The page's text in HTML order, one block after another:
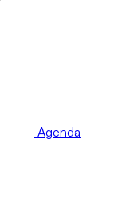
Agenda